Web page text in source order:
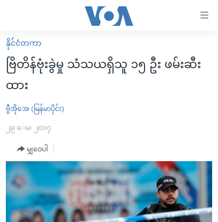
လွယ်ကူ
စေ
များ
ပင်မ
ကျော်
ကြည့်
ရန်
ပင်မ
မူလစာမျက်နှာ
မြန်မာ
ကမ္ဘာ့သတင်းများ
နိုင်ငံတကာ
အစ္စရေး-ပါလက်စတိုင်း
ဗွီဒီယို
အင်္ဂလိပ်စာလေ့လာမယ်
အမေရိကန်သုံးအီဒီယံ
မကြေးမုံရဲ့ အင်္ဂလိပ်စာ
ရုပ်ရှင်ထဲက အင်္ဂလိပ်စာ
အပတ်စဉ်ကဏ္ဍများ
ရေဒီယို
တီဗွီ
ရေဒီယိုနှင့်ရုပ်သံ အချက်အလက်များ
ရေဒီယို/တီဗွီအစီအစဉ်
နိုင်ငံတကာ
ဗြိတိန်ဗုံးခွဲမှု သံသယရှိသူ ၁၅ ဦး ဖမ်းဆီး
ထား
ဗွီအိုအေ (မြန်မာပိုင်း)
၂၉ ေမ၊ ၂၀၁၇
မျှဝေပါ